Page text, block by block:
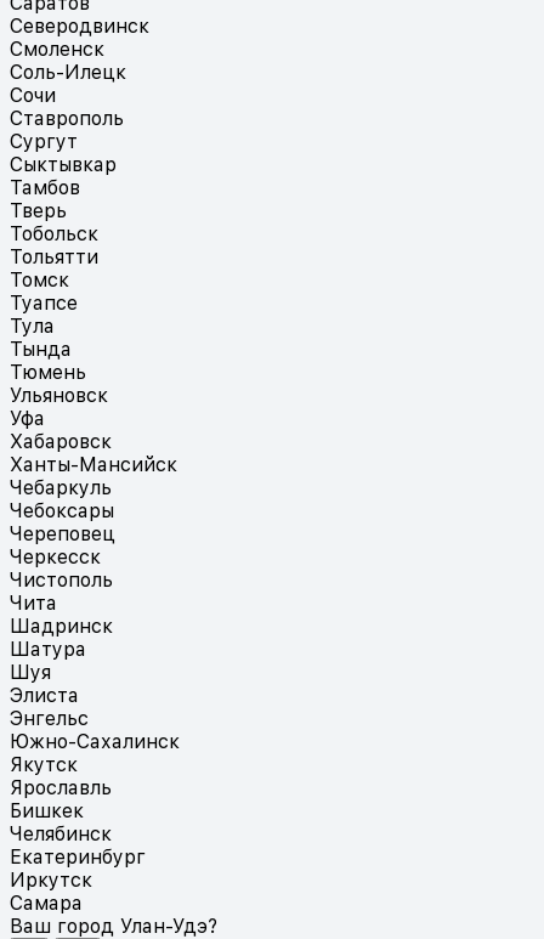
Северодвинск
Смоленск
Соль-Илецк
Сочи
Ставрополь
Сургут
Сыктывкар
Тамбов
Тверь
Тобольск
Тольятти
Томск
Туапсе
Тула
Тында
Тюмень
Ульяновск
Уфа
Хабаровск
Ханты-Мансийск
Чебаркуль
Чебоксары
Череповец
Черкесск
Чистополь
Чита
Шадринск
Шатура
Шуя
Элиста
Энгельс
Южно-Сахалинск
Якутск
Ярославль
Бишкек
Челябинск
Екатеринбург
Иркутск
Самара
Ваш город Улан-Удэ?